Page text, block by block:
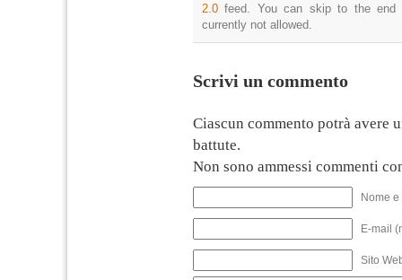
2.0 feed. You can skip to the end
currently not allowed.
Scrivi un commento
Ciascun commento potrà avere
battute.
Non sono ammessi commenti
Nome
E-mail
Sito